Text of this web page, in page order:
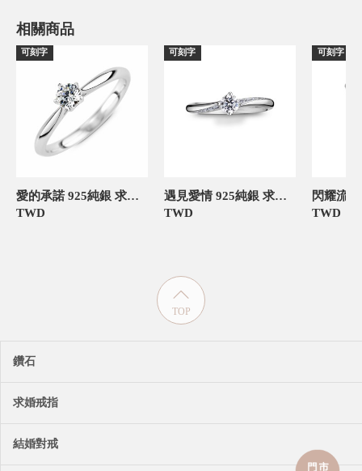
相關商品
可刻字
愛的承諾 925純銀 求婚訂婚戒
TWD
可刻字
遇見愛情 925純銀 求婚訂婚戒
TWD
可刻字
TWD
TOP
鑽石
求婚戒指
結婚對戒